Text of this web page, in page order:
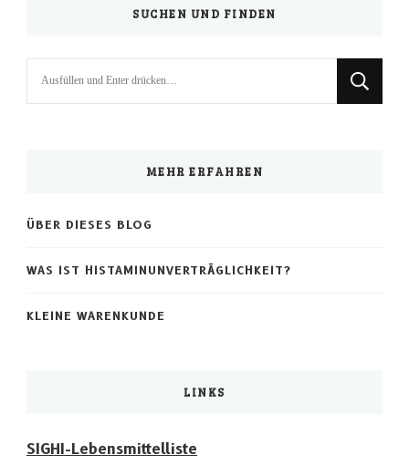
SUCHEN UND FINDEN
MEHR ERFAHREN
ÜBER DIESES BLOG
WAS IST HISTAMINUNVERTRÄGLICHKEIT?
KLEINE WARENKUNDE
LINKS
SIGHI-Lebensmittelliste